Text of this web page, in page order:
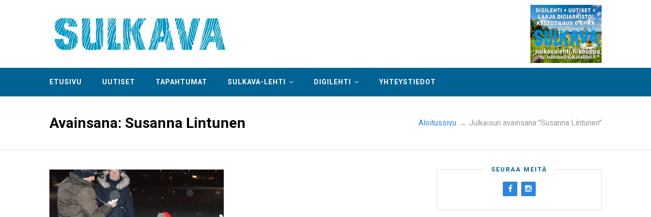
ETUSIVU UUTISET TAPAHTUMAT SULKAVA-LEHTI DIGILEHTI YHTEYSTIEDOT
Avainsana: Susanna Lintunen Aloitussivu → Julkaisun avainsana "Susanna Lintunen"
SEURAA MEITÄ